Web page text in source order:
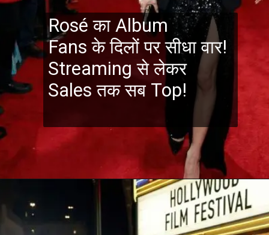
Rosé का Album
Fans के दिलों पर सीधा वार! ️
Streaming से लेकर
Sales तक सब Top!